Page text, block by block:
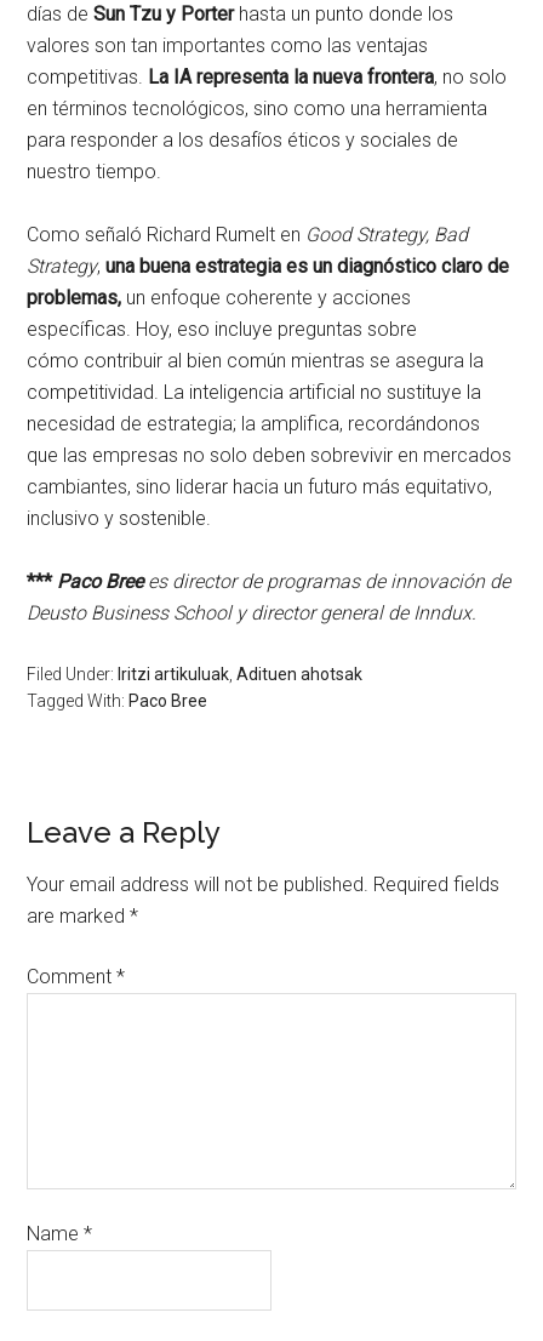
días deSun Tzu y Porterhasta un punto donde los
valores son tan importantes como las ventajas
competitivas. La IA representa la nueva frontera, no solo
en términos tecnológicos, sino como una herramienta
para responder a los desafíos éticos y sociales de
nuestro tiempo.
Como señaló Richard Rumelt en Good Strategy, Bad
Strategy,una buena estrategia es un diagnóstico claro de
problemas, un enfoque coherente y acciones
específicas. Hoy, eso incluye preguntas sobre
cómo contribuir al bien común mientras se asegura la
competitividad. La inteligencia artificial no sustituye la
necesidad de estrategia; la amplifica, recordándonos
que las empresas no solo deben sobrevivir en mercados
cambiantes, sino liderar hacia un futuro más equitativo,
inclusivo y sostenible.
*** Paco Breees director de programas de innovación de
Deusto Business School y director general de Inndux.
Filed Under: Iritzi artikuluak ,Adituen ahotsak
Tagged With: Paco Bree
Leave a Reply
Your email address will not be published. Required fields
are marked*
Comment*
Name*